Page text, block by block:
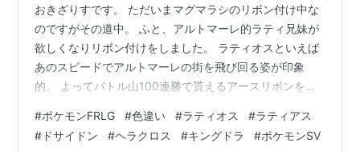
おきざりすです。 ただいまマグマラシのリボン付け中な
のですがその道中。 ふと、アルトマーレ的ラティ兄妹が
欲しくなりリボン付けをしました。 ラティオスといえば
あのスピードでアルトマーレの街を飛び回る姿が印象
的。 よってバトル山100連勝で貰えるアースリボンをつ
いえば水の都の護神の登場キャラクター、カノン。カノ
ンといえば絵を描くプリティガール。 絵…絵っぽいリボ
#ポケモンFRLG #色違い #ラティオス #ラティアス
# ドサイドン #ヘラクロス #キングドラ #ポケモンSV